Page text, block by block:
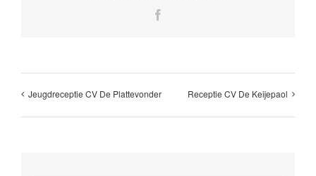
Jeugdreceptie CV De Plattevonder Receptie CV De Keijepaol